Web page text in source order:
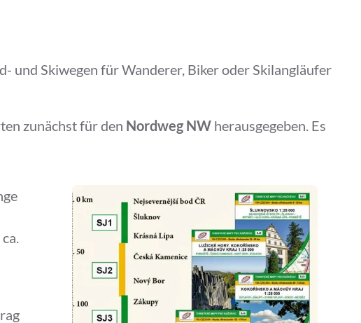
und Skiwegen für Wanderer, Biker oder Skilangläufer
zunächst für den Nordweg NW herausgegeben. Es